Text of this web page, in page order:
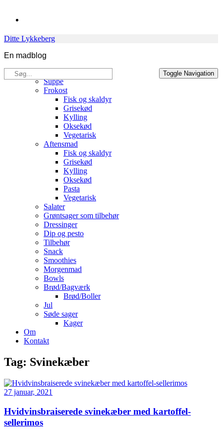
Ditte Lykkeberg
En madblog
Søg
efter:
Toggle Navigation
Opskrifter
Suppe
Frokost
Fisk og skaldyr
Grisekød
Kylling
Oksekød
Vegetarisk
Aftensmad
Fisk og skaldyr
Grisekød
Kylling
Oksekød
Pasta
Vegetarisk
Salater
Grøntsager som tilbehør
Dressinger
Dip og pesto
Tilbehør
Snack
Smoothies
Morgenmad
Bowls
Brød/Bagværk
Brød/Boller
Jul
Søde sager
Kager
Om
Kontakt
Tag: Svinekæber
27 januar, 2021
Hvidvinsbraiserede svinekæber med kartoffel-
sellerimos